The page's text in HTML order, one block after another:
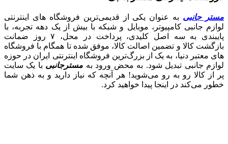
مستر جانبی به عنوان یکی از قدیمی‌ترین فروشگاه های اینترنتی
لوازم جانبی کامپیوتر، موبایل و شبکه با بیش از یک دهه تجربه، با
پایبندی به سه اصل کلیدی، پرداخت در محل، ۷ روز ضمانت
بازگشت کالا و تضمین اصالت کالا، موفق شده تا همگام با فروشگاه‌
های معتبر دنیا، به یک از بزرگ‌ترین فروشگاه اینترنتی ایران در حوزه
لوازم جانبی تبدیل شود. به محض ورود به مسترجانبی با یک سایت
پر از کالا رو به رو می‌شوید! هر آنچه که نیاز دارید و به ذهن شما
خطور می‌کند در اینجا پیدا خواهید کرد.